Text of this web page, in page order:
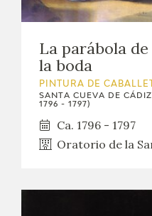
La parábola
la boda
PINTURA DE
SANTA CUEVA DE
1796 - 1797)
Ca. 1796 - 1797
Oratorio de la